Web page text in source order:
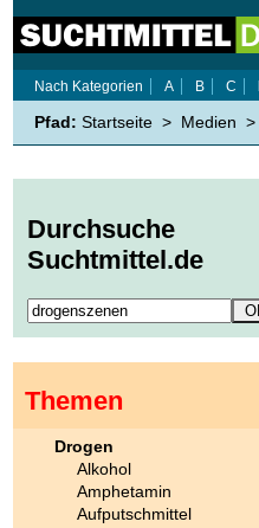
Nach Kategorien
A B C
Pfad: Startseite > Medien >
Durchsuche
Suchtmittel.de
Themen
Drogen
Alkohol
Amphetamin
Aufputschmittel